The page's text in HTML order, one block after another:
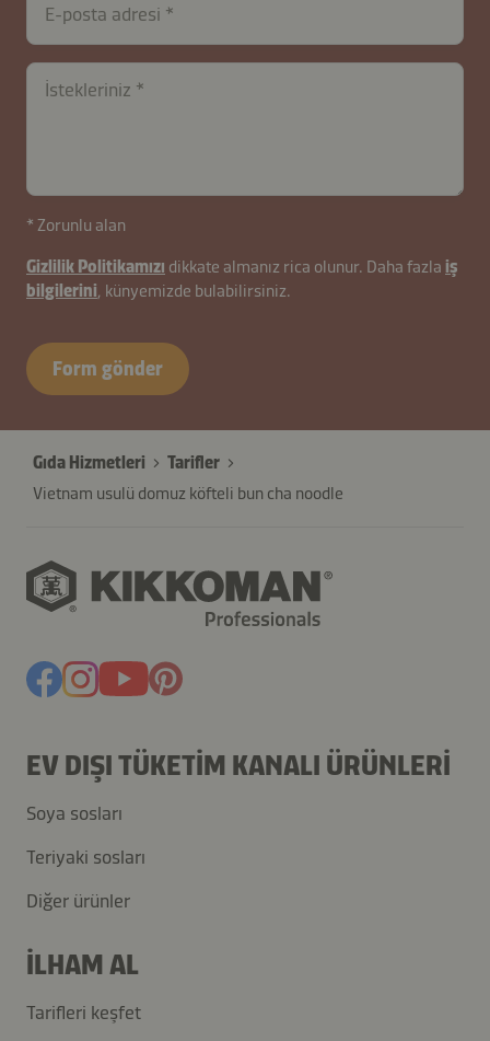
E-posta adresi
İstekleriniz
* Zorunlu alan
Gizlilik Politikamızı dikkate almanız rica olunur. Daha fazla iş
bilgilerini, künyemizde bulabilirsiniz.
B2B-
26627-
Form gönder
Gıda Hizmetleri
Tarifler
Vietnam usulü domuz köfteli bun cha noodle
EV DIŞI TÜKETIM KANALI ÜRÜNLERI
Soya sosları
Teriyaki sosları
Diğer ürünler
İLHAM AL
Tarifleri keşfet